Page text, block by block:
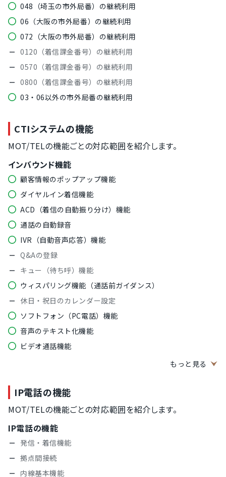
048（埼玉の市外局番）の継続利用
06（大阪の市外局番）の継続利用
072（大阪の市外局番）の継続利用
0120（着信課金番号）の継続利用
0570（着信課金番号）の継続利用
0800（着信課金番号）の継続利用
03・06以外の市外局番の継続利用
CTIシステムの機能
MOT/TELの機能ごとの対応範囲を紹介します。
インバウンド機能
顧客情報のポップアップ機能
ダイヤルイン着信機能
ACD（着信の自動振り分け）機能
通話の自動録音
IVR（自動音声応答）機能
Q&Aの登録
キュー（待ち呼）機能
ウィスパリング機能（通話前ガイダンス）
休日・祝日のカレンダー設定
ソフトフォン（PC電話）機能
音声のテキスト化機能
ビデオ通話機能
オートコール（プログレッシブ）機能
ワンクリックコール機能
もっと見る
IP電話の機能
MOT/TELの機能ごとの対応範囲を紹介します。
IP電話の機能
発信・着信機能
拠点間接続
内線基本機能